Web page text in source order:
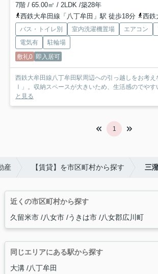
7階 / 65.00㎡ / 2LDK /築28年
西鉄大牟田線「八丁牟田」駅 徒歩18分
西鉄大
バス・トイレ別 室内洗濯機置場 エアコン
電気有
駐輪場
敷礼0 即入居可
西鉄大牟田線八丁牟田駅周辺への引っ越しをお考え
Ⅰ」。収納スペースが大きいため、生活感のでやす
と見る
1
産 【賃貸】を市区町村から探す 三
近くの市区町村から探す
久留米市 八女市 うきは市 八女郡広川町
同じエリアにある駅から探す
大溝 八丁牟田